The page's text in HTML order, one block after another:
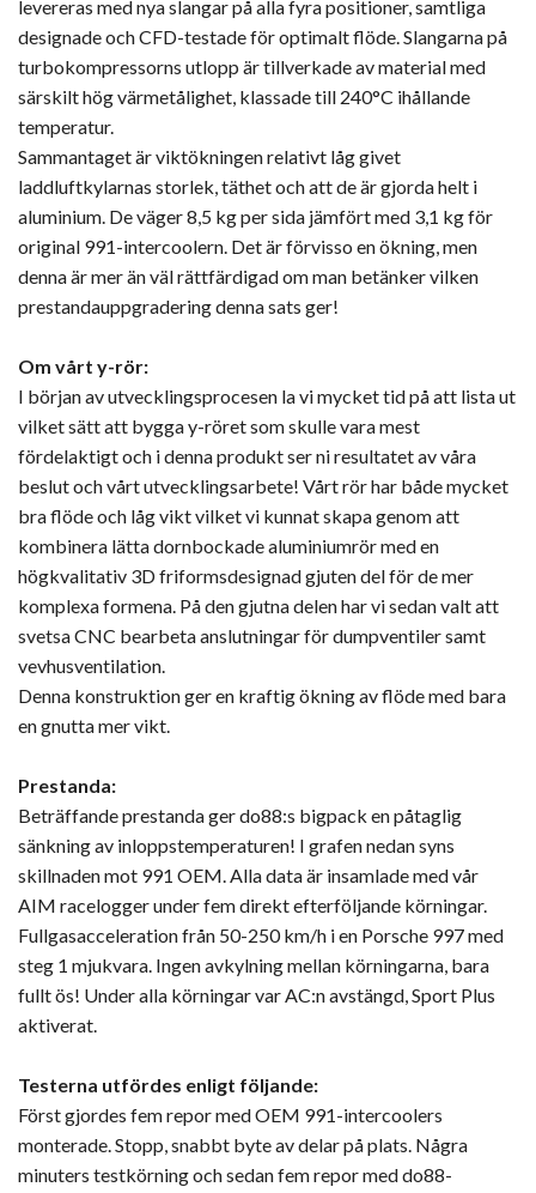
levereras med nya slangar på alla fyra positioner, samtliga
designade och CFD-testade för optimalt flöde. Slangarna på
turbokompressorns utlopp är tillverkade av material med
särskilt hög värmetålighet, klassade till 240°C ihållande
temperatur.
Sammantaget är viktökningen relativt låg givet
laddluftkylarnas storlek, täthet och att de är gjorda helt i
aluminium. De väger 8,5 kg per sida jämfört med 3,1 kg för
original 991-intercoolern. Det är förvisso en ökning, men
denna är mer än väl rättfärdigad om man betänker vilken
prestandauppgradering denna sats ger!
Om vårt y-rör:
I början av utvecklingsprocesen la vi mycket tid på att lista ut
vilket sätt att bygga y-röret som skulle vara mest
fördelaktigt och i denna produkt ser ni resultatet av våra
beslut och vårt utvecklingsarbete! Vårt rör har både mycket
bra flöde och låg vikt vilket vi kunnat skapa genom att
kombinera lätta dornbockade aluminiumrör med en
högkvalitativ 3D friformsdesignad gjuten del för de mer
komplexa formena. På den gjutna delen har vi sedan valt att
svetsa CNC bearbeta anslutningar för dumpventiler samt
vevhusventilation.
Denna konstruktion ger en kraftig ökning av flöde med bara
en gnutta mer vikt.
Prestanda:
Beträffande prestanda ger do88:s bigpack en påtaglig
sänkning av inloppstemperaturen! I grafen nedan syns
skillnaden mot 991 OEM. Alla data är insamlade med vår
AIM racelogger under fem direkt efterföljande körningar.
Fullgasacceleration från 50-250 km/h i en Porsche 997 med
steg 1 mjukvara. Ingen avkylning mellan körningarna, bara
fullt ös! Under alla körningar var AC:n avstängd, Sport Plus
aktiverat.
Testerna utfördes enligt följande:
Först gjordes fem repor med OEM 991-intercoolers
monterade. Stopp, snabbt byte av delar på plats. Några
minuters testkörning och sedan fem repor med do88-